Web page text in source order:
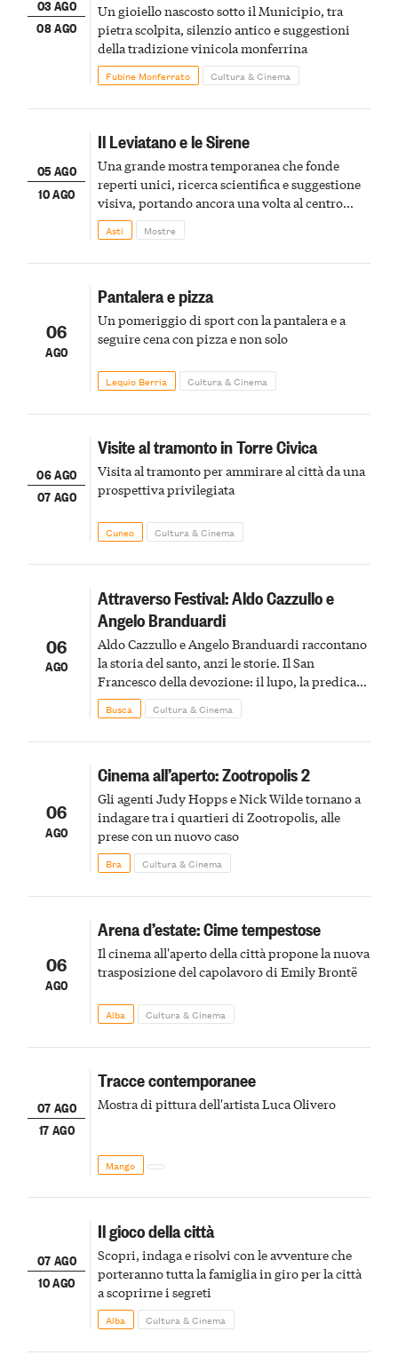
03 AGO
08 AGO
Un gioiello nascosto sotto il Municipio, tra
pietra scolpita, silenzio antico e suggestioni
della tradizione vinicola monferrina
Fubine Monferrato Cultura & Cinema
05 AGO
10 AGO
Il Leviatano e le Sirene
Una grande mostra temporanea che fonde
reperti unici, ricerca scientifica e suggestione
visiva, portando ancora una volta al centro
della scena le meraviglie del passato astigiano
Asti Mostre
06
AGO
Pantalera e pizza
Un pomeriggio di sport con la pantalera e a
seguire cena con pizza e non solo
Lequio Berria Cultura & Cinema
06 AGO
07 AGO
Visite al tramonto in Torre Civica
Visita al tramonto per ammirare al città da una
prospettiva privilegiata
Cuneo Cultura & Cinema
06
AGO
Attraverso Festival: Aldo Cazzullo e
Angelo Branduardi
Aldo Cazzullo e Angelo Branduardi raccontano
la storia del santo, anzi le storie. Il San
Francesco della devozione: il lupo, la predica
agli uccelli, le stimmate
Busca Cultura & Cinema
06
AGO
Cinema all’aperto: Zootropolis 2
Gli agenti Judy Hopps e Nick Wilde tornano a
indagare tra i quartieri di Zootropolis, alle
prese con un nuovo caso
Bra Cultura & Cinema
06
AGO
Arena d’estate: Cime tempestose
Il cinema all'aperto della città propone la nuova
trasposizione del capolavoro di Emily Brontë
Alba Cultura & Cinema
07 AGO
17 AGO
Tracce contemporanee
Mostra di pittura dell'artista Luca Olivero
Mango
07 AGO
10 AGO
Il gioco della città
Scopri, indaga e risolvi con le avventure che
porteranno tutta la famiglia in giro per la città
a scoprirne i segreti
Alba Cultura & Cinema